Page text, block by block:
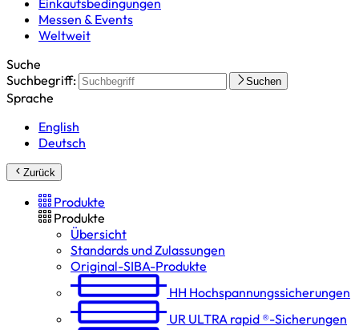
Einkaufsbedingungen
Messen & Events
Weltweit
Suche
Suchbegriff:
Suchen
Sprache
English
Deutsch
Zurück
Produkte
Produkte
Übersicht
Standards und Zulassungen
Original-SIBA-Produkte
HH Hochspannungs­sicherungen
UR ULTRA rapid ®-Sicherungen